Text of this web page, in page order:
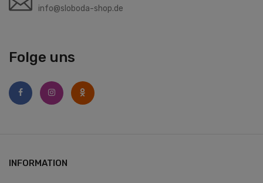
Folge uns
info@sloboda-shop.de
INFORMATION